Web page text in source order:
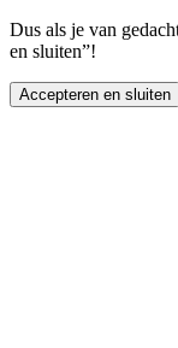
Dus als je van
en sluiten”!
Accepteren en sluiten